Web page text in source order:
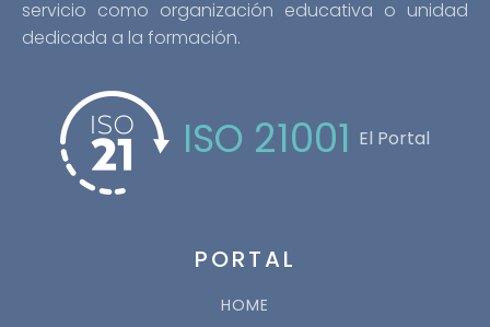
servicio como organización educativa o unidad
dedicada a la formación.
ISO 21001 El Portal
PORTAL
HOME